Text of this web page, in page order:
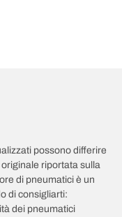
possono differire
riportata sulla
di pneumatici è un
di consigliarti:
dei pneumatici